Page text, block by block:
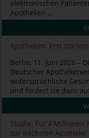
elektronischen
Apotheken ...
Apotheken: Erst
Berlin, 11. Juni 2026 –
Deutscher
widersprüchliche
und fordert sie dazu
Studie: Für 4 Millionen
zur nächsten Apotheke